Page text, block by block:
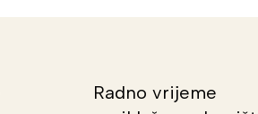
Radno vrijeme